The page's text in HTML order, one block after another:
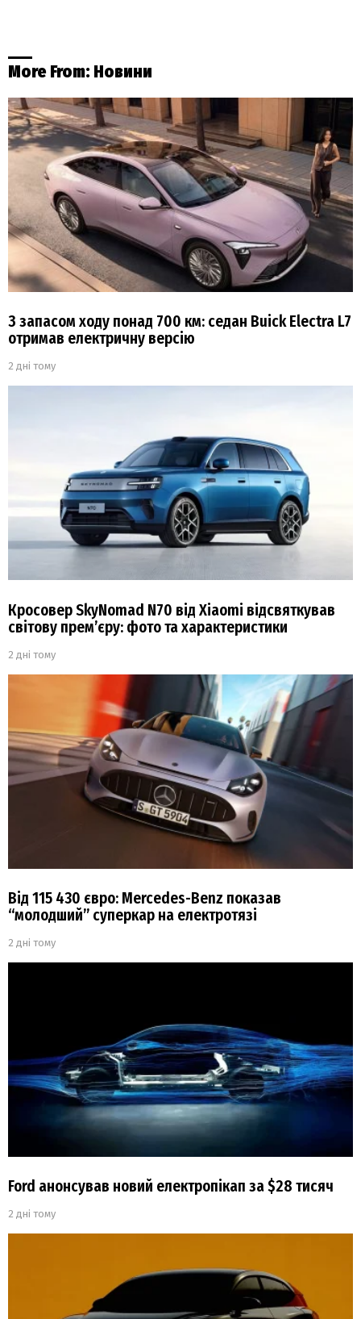
More From: Новини
З запасом ходу понад 700 км: седан Buick Electra L7
отримав електричну версію
2 дні тому
Кросовер SkyNomad N70 від Xiaomi відсвяткував
світову прем’єру: фото та характеристики
2 дні тому
Від 115 430 євро: Mercedes-Benz показав
“молодший” суперкар на електротязі
2 дні тому
Ford анонсував новий електропікап за $28 тисяч
2 дні тому